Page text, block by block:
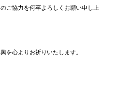
ご協力を何卒よろしくお願い申し上
を心よりお祈りいたします。